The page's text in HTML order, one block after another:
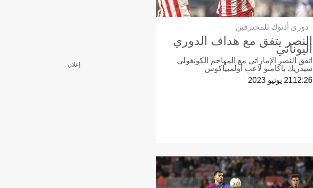
دوري أدنوك للمحترفين
النصر يتفق مع هداف الدوري
اليوناني
اتفق النصر الإماراتي مع المهاجم الكونغولي
سيدريك باكامبو لاعب أولمبياكوس
12:2621 يونيو 2023
إعلان